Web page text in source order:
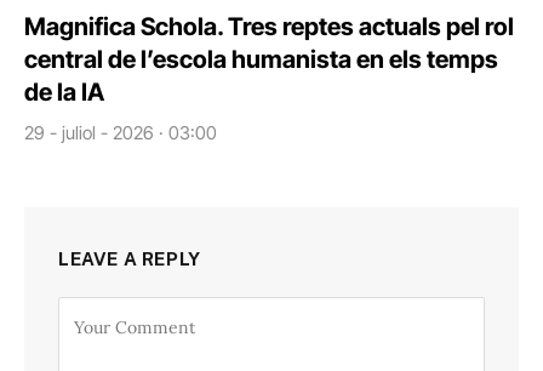
Magnifica Schola. Tres reptes actuals pel rol
central de l’escola humanista en els temps
de la IA
29 - juliol - 2026 · 03:00
LEAVE A REPLY